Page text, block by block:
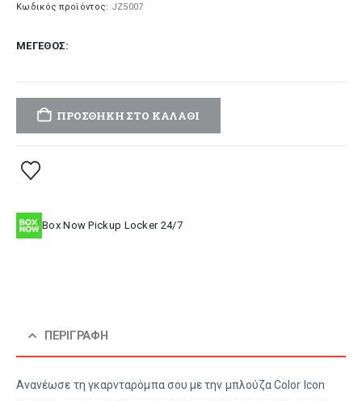
was:
Κωδικός προϊόντος: JZ5007
ΜΈΓΕΘΟΣ
ΠΡΟΣΘΉΚΗ ΣΤΟ ΚΑΛΆΘΙ
Box Now Pickup Locker 24/7
ΠΕΡΙΓΡΑΦΉ
Ανανέωσε τη γκαρνταρόμπα σου με την μπλούζα Color Icon